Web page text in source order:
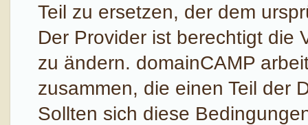
Teil zu ersetzen, der dem
Der Provider ist berechtigt die
zu ändern. domainCAMP
zusammen, die einen Teil der
Sollten sich diese